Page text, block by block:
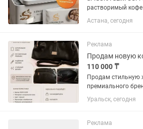
растворимый кофе
жиросжигающий и
Этот
обмен веществ,
Астана, сегодня
Реклама
110 000 ₸
Продам стильную
премиального
(модель EN-1090).
оригинал. Ручки в
текстильный
Уральск, сегодня
Реклама